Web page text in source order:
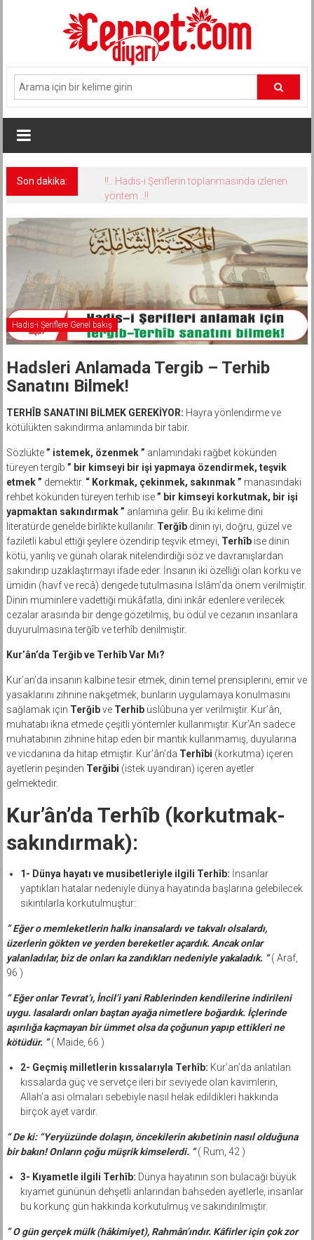
Son dakika:
!!.. Hadis-i Şeriflerin toplanmasında izlenen
yöntem ..!!
Hadis-i Şeriflere Genel bakış
Hadsleri Anlamada Tergib – Terhib
Sanatını Bilmek!
TERHÎB SANATINI BİLMEK GEREKİYOR: Hayra yönlendirme ve
kötülükten sakındırma anlamında bir tabir.
Sözlükte” istemek, özenmek ” anlamındaki rağbet kökünden
türeyen tergíb ” bir kimseyi bir işi yapmaya özendirmek, teşvik
etmek ” demektir. “ Korkmak, çekinmek, sakınmak ” manasındaki
rehbet kökünden türeyen terhib ise” bir kimseyi korkutmak, bir işi
yapmaktan sakındırmak ” anlamına gelir. Bu iki kelime dini
literatürde genelde birlikte kullanılır. Terğîbdinin iyi, doğru, güzel ve
faziletli kabul ettiği şeylere özendirip teşvik etmeyi, Terhîbise dinin
kötü, yanlış ve günah olarak nitelendirdiği söz ve davranışlardan
sakındırıp uzaklaştırmayı ifade eder. İnsanın iki özelliği olan korku ve
ümidin (havf ve recâ) dengede tutulmasına İslâm’da önem verilmiştir.
Dinin müminlere vadettiği mükâfatla, dini inkâr edenlere verilecek
cezalar arasında bir denge gözetilmiş, bu ödül ve cezanın insanlara
duyurulmasına terğîb ve terhîb denilmiştir.
Kur’ân’da Terğib ve Terhîb Var Mı?
Kur’an’da insanın kalbine tesir etmek, dinin temel prensiplerini, emir ve
yasaklarını zihnine nakşetmek, bunların uygulamaya konulmasını
sağlamak için Terğibve Terhibüslûbuna yer verilmiştir. Kur’ân,
muhatabı ikna etmede çeşitli yöntemler kullanmıştır. Kur’An sadece
muhatabının zihnine hitap eden bir mantık kullanmamış, duyularına
ve vicdanına da hitap etmiştir. Kur’ân’da Terhîbi (korkutma) içeren
ayetlerin peşinden Terğibi (istek uyandıran) içeren ayetler
gelmektedir.
Kur’ân’da Terhîb (korkutmak-
sakındırmak):
1- Dünya hayatı ve musibetleriyle ilgili Terhîb: İnsanlar
yaptıkları hatalar nedeniyle dünya hayatında başlarına gelebilecek
sıkıntılarla korkutulmuştur:
” Eğer o memleketlerin halkı inansalardı ve takvalı olsalardı,
üzerlerin gökten ve yerden bereketler açardık. Ancak onlar
yalanladılar, biz de onları ka zandıkları nedeniyle yakaladık. “ ( Araf,
96 )
“ Eğer onlar Tevrat’ı, İncil’i yani Rablerinden kendilerine indirileni
uygu. lasalardı onları baştan ayağa nimetlere boğardık. İçlerinde
aşırılığa kaçmayan bir ümmet olsa da çoğunun yapıp ettikleri ne
kötüdür. “( Maide, 66 )
2- Geçmiş milletlerin kıssalarıyla Terhîb: Kur’an’da anlatılan
kıssalarda güç ve servetçe ileri bir seviyede olan kavimlerin,
Allah’a asi olmaları sebebiyle nasıl helak edildikleri hakkında
birçok ayet vardır.
“ De ki: “Yeryüzünde dolaşın, öncekilerin akıbetinin nasıl olduğuna
bir bakın! Onların çoğu müşrik kimselerdi. “( Rum, 42 )
3- Kıyametle ilgili Terhîb: Dünya hayatının son bulacağı büyük
kıyamet gününün dehşetli anlarından bahseden ayetlerle, insanlar
bu korkunç gün hakkında korkutulmuş ve sakındırılmıştır.
” O gün gerçek mülk (hâkimiyet), Rahmân’ındır. Kâfirler için çok zor